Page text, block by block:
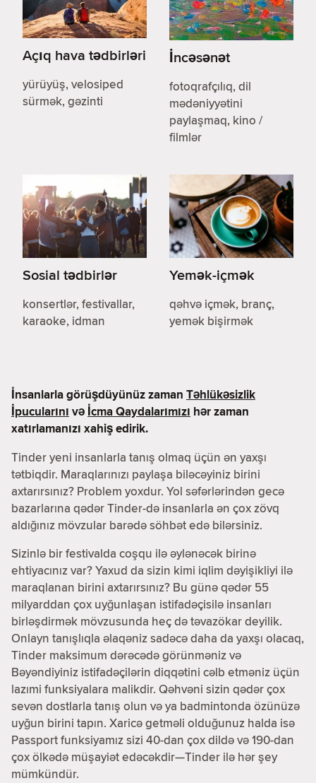
Açıq hava tədbirləri
yürüyüş, velosiped
sürmək, gəzinti
İncəsənət
fotoqrafçılıq, dil
mədəniyyətini
paylaşmaq, kino /
filmlər
Sosial tədbirlər
konsertlər, festivallar,
karaoke, idman
Yemək-içmək
qəhvə içmək, branç,
yemək bişirmək
İnsanlarla görüşdüyünüz zaman Təhlükəsizlik
İpucularını və İcma Qaydalarımızı hər zaman
xatırlamanızı xahiş edirik.
Tinder yeni insanlarla tanış olmaq üçün ən yaxşı
tətbiqdir. Maraqlarınızı paylaşa biləcəyiniz birini
axtarırsınız? Problem yoxdur. Yol səfərlərindən gecə
bazarlarına qədər Tinder-də insanlarla ən çox zövq
aldığınız mövzular barədə söhbət edə bilərsiniz.
Sizinlə bir festivalda coşqu ilə əylənəcək birinə
ehtiyacınız var? Yaxud da sizin kimi iqlim dəyişikliyi ilə
maraqlanan birini axtarırsınız? Bu günə qədər 55
milyarddan çox uyğunlaşan istifadəçisilə insanları
birləşdirmək mövzusunda heç də təvazökar deyilik.
Onlayn tanışlıqla əlaqəniz sadəcə daha da yaxşı olacaq,
Tinder maksimum dərəcədə görünməniz və
Bəyəndiyiniz istifadəçilərin diqqətini cəlb etməniz üçün
lazımi funksiyalara malikdir. Qəhvəni sizin qədər çox
sevən dostlarla tanış olun və ya badmintonda özünüzə
uyğun birini tapın. Xaricə getməli olduğunuz halda isə
Passport funksiyamız sizi 40-dan çox dildə və 190-dan
çox ölkədə müşayiət edəcəkdir—Tinder ilə hər şey
mümkündür.